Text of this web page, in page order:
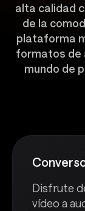
alta calidad
de la
plataforma
formatos de
mundo de
Disfrute
vídeo a